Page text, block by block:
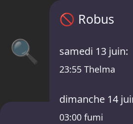
🔍
Programme Robus
🚫 Robus
samedi 13 juin:
23:55 Thelma
dimanche 14
03:00 fumi